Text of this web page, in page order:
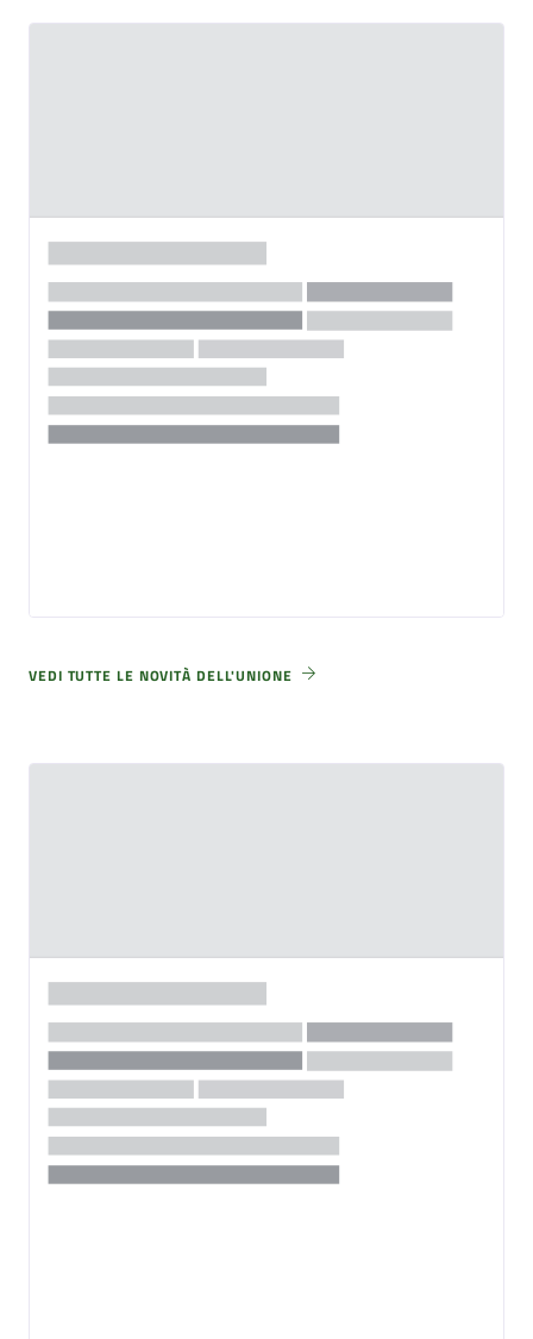
VEDI TUTTE LE NOVITÀ DELL'UNIONE